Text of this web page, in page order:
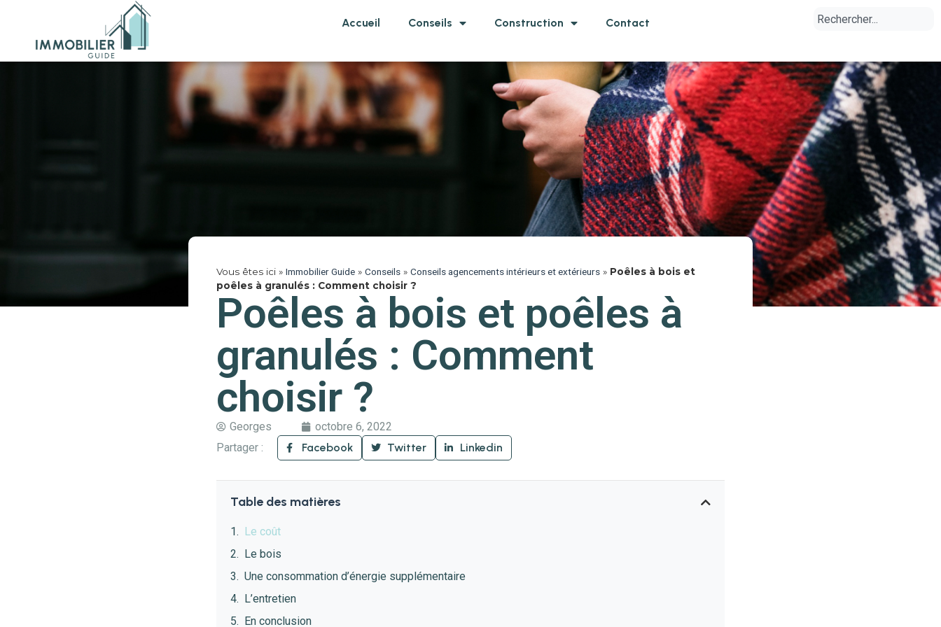
Accueil Conseils Construction Contact
Vous êtes ici » Immobilier Guide» Conseils» Conseils agencements intérieurs et extérieurs» Poêles à bois et
poêles à granulés : Comment choisir ?
Poêles à bois et poêles à
granulés : Comment
choisir ?
Georges
octobre 6, 2022
Partager :
Facebook Twitter Linkedin
Table des matières
Le coût
Le bois
Une consommation d’énergie supplémentaire
L’entretien
En conclusion